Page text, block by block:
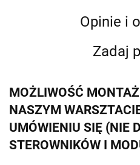
Opinie i
Zadaj
MOŻLIWOŚĆ
NASZYM
UMÓWIENIU SIĘ (NIE
STEROWNIKÓW I